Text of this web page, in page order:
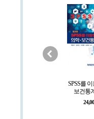
SPSS를
보건통